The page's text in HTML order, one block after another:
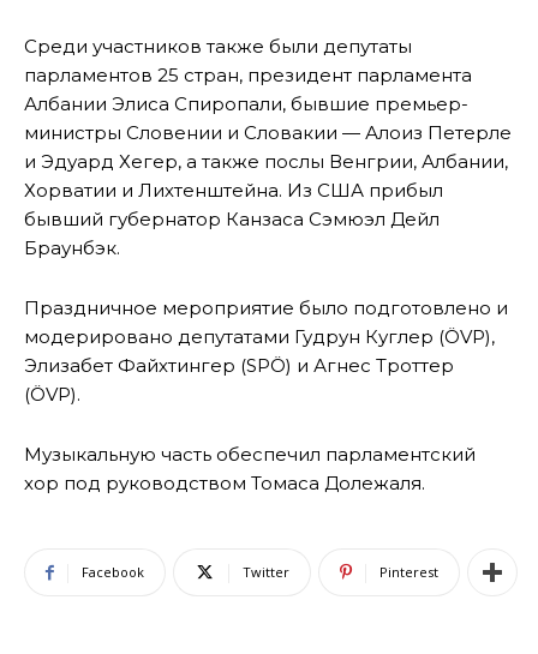
Среди участников также были депутаты
парламентов 25 стран, президент парламента
Албании Элиса Спиропали, бывшие премьер-
министры Словении и Словакии — Алоиз Петерле
и Эдуард Хегер, а также послы Венгрии, Албании,
Хорватии и Лихтенштейна. Из США прибыл
бывший губернатор Канзаса Сэмюэл Дейл
Браунбэк.
Праздничное мероприятие было подготовлено и
модерировано депутатами Гудрун Куглер (ÖVP),
Элизабет Файхтингер (SPÖ) и Агнес Троттер
(ÖVP).
Музыкальную часть обеспечил парламентский
хор под руководством Томаса Долежаля.
Facebook Twitter Pinterest